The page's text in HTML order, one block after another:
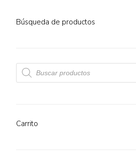
Búsqueda de productos
Búsqueda
de
productos
Carrito